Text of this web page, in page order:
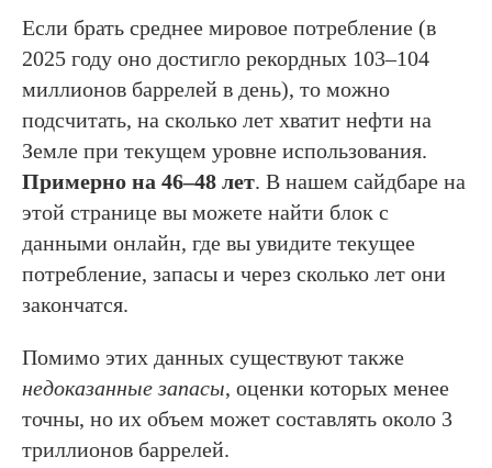
Если брать среднее мировое потребление (в
2025 году оно достигло рекордных 103–104
миллионов баррелей в день), то можно
подсчитать, на сколько лет хватит нефти на
Земле при текущем уровне использования.
Примерно на 46–48 лет. В нашем сайдбаре на
этой странице вы можете найти блок с
данными онлайн, где вы увидите текущее
потребление, запасы и через сколько лет они
закончатся.
Помимо этих данных существуют также
недоказанные запасы, оценки которых менее
точны, но их объем может составлять около 3
триллионов баррелей.